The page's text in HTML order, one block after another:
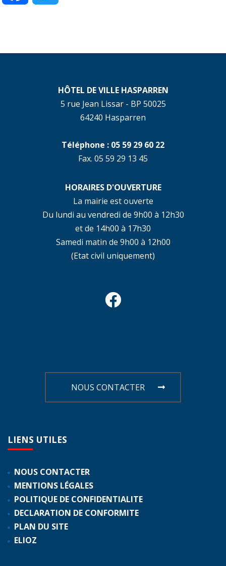
HÔTEL DE VILLE HASPARREN
5 rue Jean Lissar - BP 50025
64240 Hasparren
Téléphone : 05 59 29 60 22
Fax. 05 59 29 13 45
HORAIRES D'OUVERTURE
La mairie est ouverte
Du lundi au vendredi de 9h00 à 12h30
et de 14h00 à 17h30
Samedi matin de 9h00 à 12h00
(Etat civil uniquement)
NOUS CONTACTER
LIENS UTILES
NOUS CONTACTER
MENTIONS LÉGALES
POLITIQUE DE CONFIDENTIALITE
DECLARATION DE CONFORMITE
PLAN DU SITE
ELIOZ